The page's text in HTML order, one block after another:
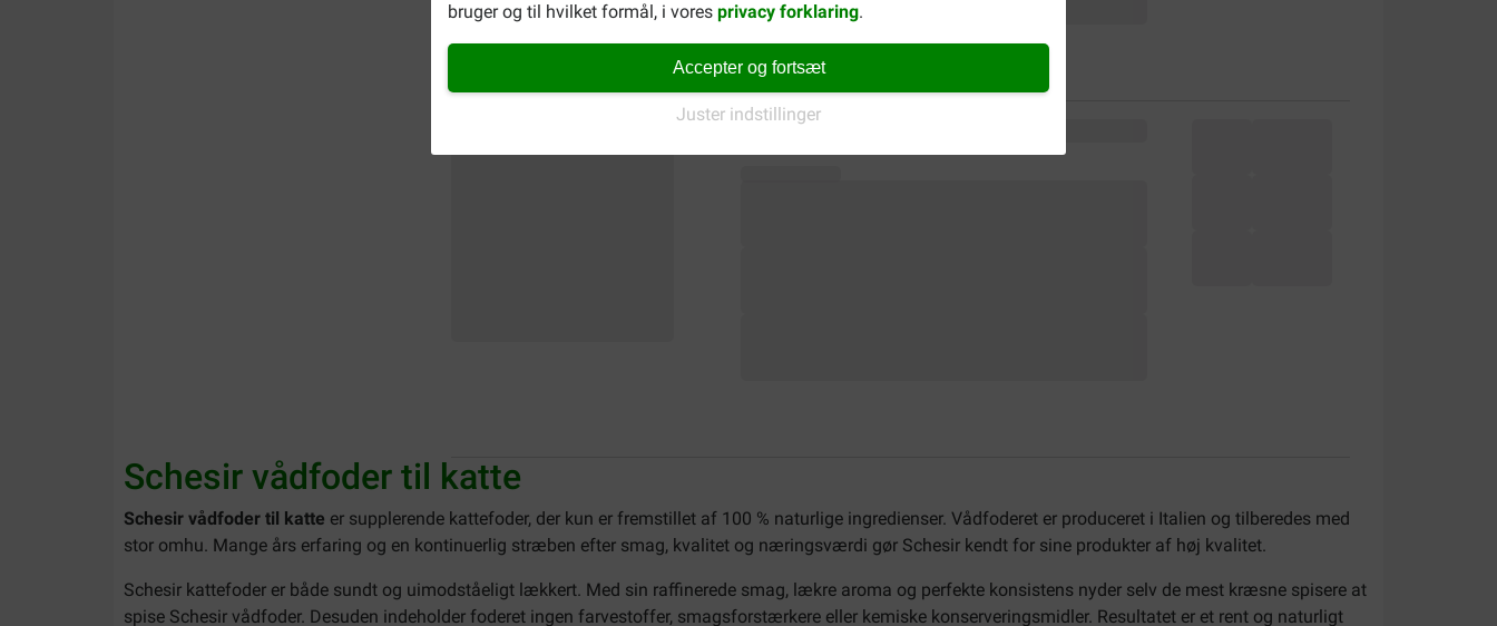
bruger og til hvilket formål, i vores privacy forklaring.
Accepter og fortsæt
Juster indstillinger
Schesir vådfoder til katte
Schesir vådfoder til katte er supplerende kattefoder, der kun er fremstillet af 100 % naturlige ingredienser. Vådfoderet er produceret i Italien og tilberedes med
stor omhu. Mange års erfaring og en kontinuerlig stræben efter smag, kvalitet og næringsværdi gør Schesir kendt for sine produkter af høj kvalitet.
Schesir kattefoder er både sundt og uimodståeligt lækkert. Med sin raffinerede smag, lækre aroma og perfekte konsistens nyder selv de mest kræsne spisere at
spise Schesir vådfoder. Desuden indeholder foderet ingen farvestoffer, smagsforstærkere eller kemiske konserveringsmidler. Resultatet er et rent og naturligt